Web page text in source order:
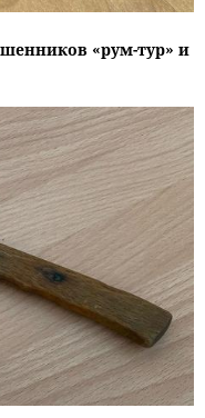
«рум-тур» и